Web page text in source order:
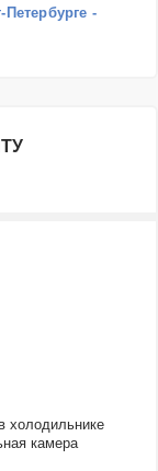
-
холодильнике
камера